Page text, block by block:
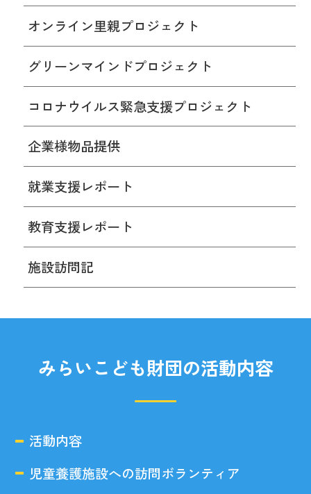
オンライン里親プロジェクト
グリーンマインドプロジェクト
コロナウイルス緊急支援プロジェクト
企業様物品提供
就業支援レポート
教育支援レポート
施設訪問記
みらいこども財団の活動内容
活動内容
児童養護施設への訪問ボランティア